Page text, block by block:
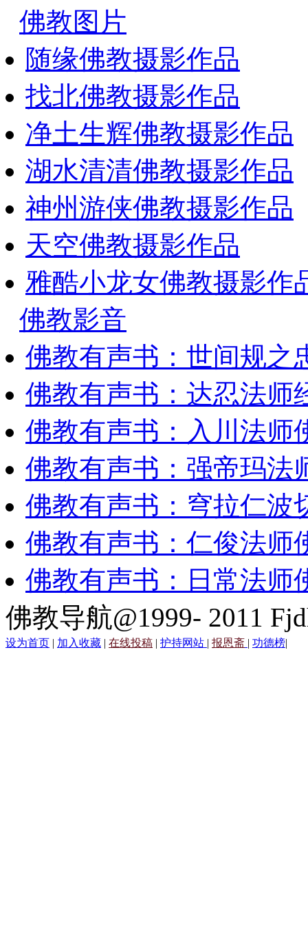
佛教图片
随缘佛教摄影作品
找北佛教摄影作品
净土生辉佛教摄影作品
湖水清清佛教摄影作品
神州游侠佛教摄影作品
天空佛教摄影作品
雅酷小龙女佛教摄影作
佛教影音
佛教有声书：世间规
佛教有声书：达忍法师
佛教有声书：入川法师
佛教有声书：强帝玛法
佛教有声书：穹拉仁波
佛教有声书：仁俊法师
佛教有声书：日常法师
佛教导航@1999- 2011
设为首页 | 加入收藏 | 在线投稿 | 护持网站 | 报恩斋 | 功德榜|